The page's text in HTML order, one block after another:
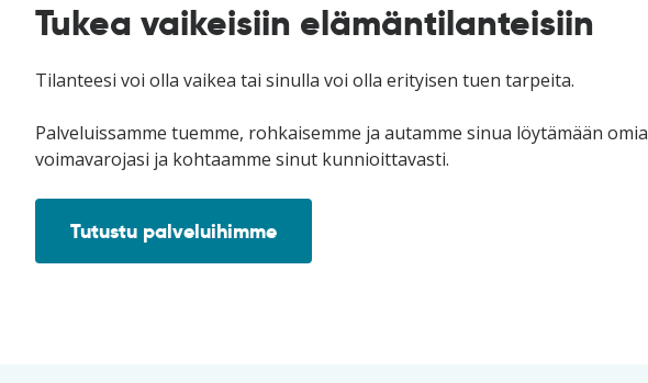
Tukea vaikeisiin elämäntilanteisiin
Tilanteesi voi olla vaikea tai sinulla voi olla erityisen tuen tarpeita.
Palveluissamme tuemme, rohkaisemme ja autamme sinua löytämään omia
voimavarojasi ja kohtaamme sinut kunnioittavasti.
Tutustu palveluihimme